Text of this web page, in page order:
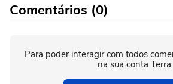
Comentários (0)
Para poder interagir com todos
na sua conta Terra